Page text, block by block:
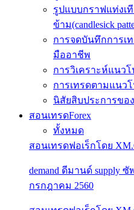
รูปแบบกราฟแท่ง
ข้าม(candlesick
การจดบันทึกการเท
มืออาชีพ
การวิเคราะห์แนว
การเทรดตามแนวโ
นิสัยสิบประการขอ
สอนเทรดForex
ทั้งหมด
สอนเทรดฟอเร็กโดย
demand ดีมานด์ supply ซั
กรกฎาคม 2560